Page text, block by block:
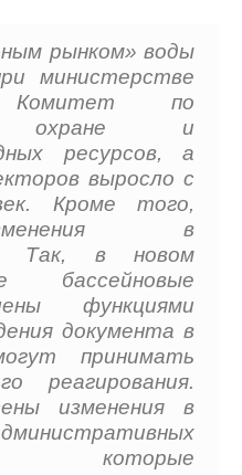
рынком» воды
министерстве
по
охране и
ресурсов, а
выросло с
Кроме того,
в
Так, в новом
бассейновые
функциями
документа в
принимать
реагирования.
изменения в
которые